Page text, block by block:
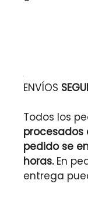
ENVÍOS
Todos los
procesados
pedido se
horas.En
entrega